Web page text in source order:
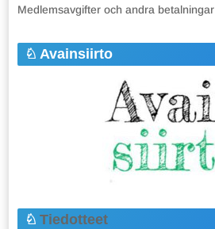
Medlemsavgifter och andra betalningar
Avainsiirto
Tiedotteet